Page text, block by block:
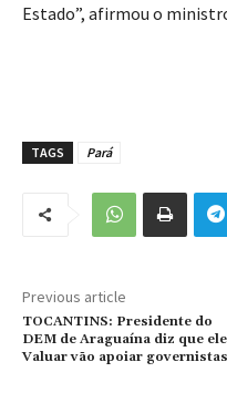
Estado”, afirmou o
TAGS Pará
Previous article
TOCANTINS: Presidente do
DEM de Araguaína diz que
Valuar vão apoiar governistas